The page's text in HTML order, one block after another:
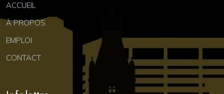
ACCUEIL
À PROPOS
EMPLOI
CONTACT